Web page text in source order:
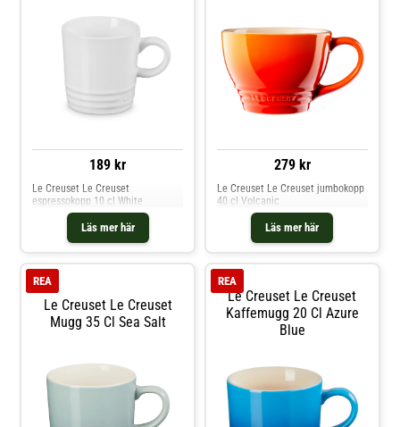
189 kr
Läs mer här
Le Creuset Le Creuset
espressokopp 10 cl White
279 kr
Läs mer här
Le Creuset Le Creuset jumbokopp
40 cl Volcanic
Le Creuset Le Creuset
Mugg 35 Cl Sea Salt
REA
Le Creuset Le Creuset
Kaffemugg 20 Cl Azure
Blue
REA